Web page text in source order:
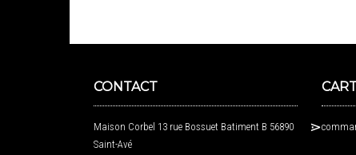
CONTACT
Maison Corbel 13 rue Bossuet Batiment B 56890
Saint-Avé